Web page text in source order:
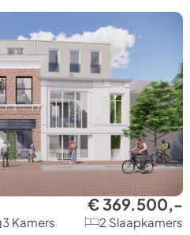
€ 369.500,-
3 Kamers
2 Slaapkamers